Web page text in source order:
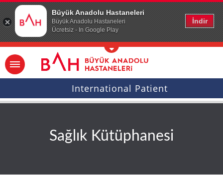
Büyük Anadolu Hastaneleri
Büyük Anadolu Hastaneleri
Ücretsiz - In Google Play
İndir
Ana icerige atla
International Patient
Sağlık Kütüphanesi